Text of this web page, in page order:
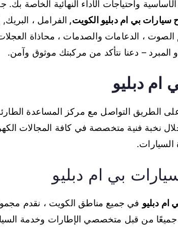
واحتياجات الأداء النهائية الخاصة بك.
سيارات بي ام دبليو الكويت, الفرامل ،
الصوت ، الدعامات والصدمات ، محاذاة
– دعنا نتأكد من مركبتك موثوق وآمن.
دبليو
نخبة فنية متخصصة في كافة المجالات
بي ام دبليو
ام دبليو في جميع مناطق الكويت ، نقدم
جميعًا من قبل متخصصي الإطارات وخدمة